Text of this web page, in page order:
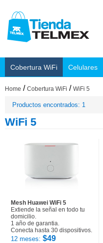
Cobertura WiFi Celulares
Home / Cobertura WiFi / WiFi 5
Productos encontrados: 1
WiFi 5
Mesh Huawei WiFi 5
Extiende la señal en todo tu
domicilio.
1 año de garantia.
Conecta hasta 30 dispositivos.
12 meses: $49